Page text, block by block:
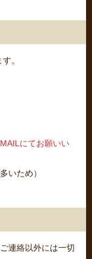
。
にてお願いい
いため）
連絡以外には一切